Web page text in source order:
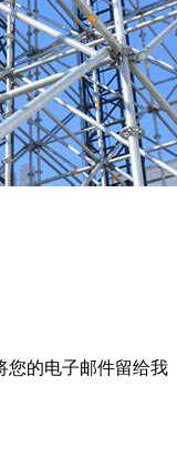
您的电子邮件留给我